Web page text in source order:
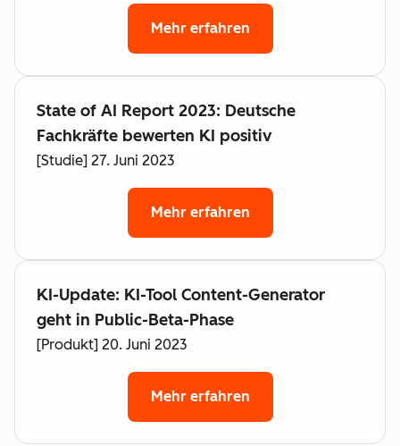
Mehr erfahren
State of AI Report 2023: Deutsche
Fachkräfte bewerten KI positiv
[Studie] 27. Juni 2023
Mehr erfahren
KI-Update: KI-Tool Content-Generator
geht in Public-Beta-Phase
[Produkt] 20. Juni 2023
Mehr erfahren